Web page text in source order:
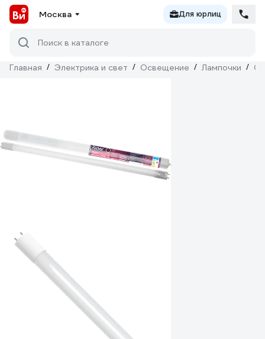
Москва Для юрлиц
Поиск в каталоге
Главная / Электрика и свет / Освещение / Лампочки /